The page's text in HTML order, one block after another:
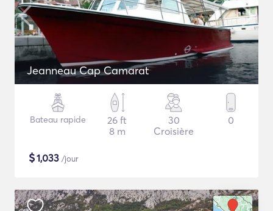
Jeanneau Cap Camarat
Bateau rapide
26 ft
8 m
30
Croisière
0
$1,033 /jour